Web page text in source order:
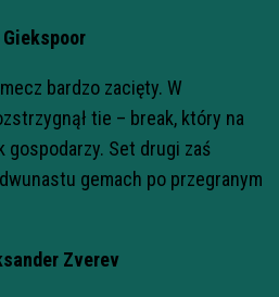
bardzo zacięty. W
tie – break, który na
gospodarzy. Set drugi zaś
gemach po przegranym
Zverev